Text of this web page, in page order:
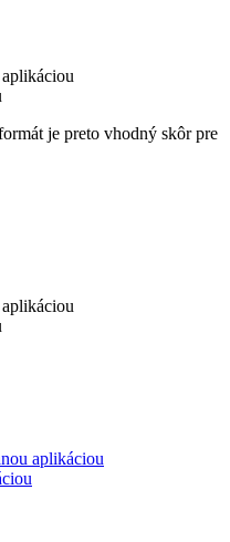
je preto vhodný skôr pre
aplikáciou